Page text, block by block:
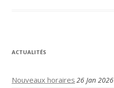
ACTUALITÉS
Nouveaux horaires 26 Jan 2026